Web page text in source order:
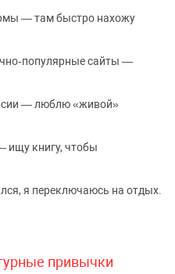
— там быстро нахожу
сайты —
— люблю «живой»
ищу книгу, чтобы
я переключаюсь на отдых.
привычки